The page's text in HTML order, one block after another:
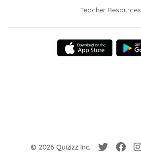
Teacher Resources
© 2026 Quizizz Inc.